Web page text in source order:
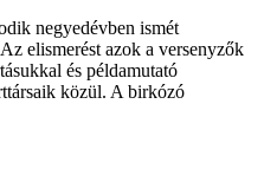
negyedévben ismét
elismerést azok a versenyzők
és példamutató
közül. A birkózó